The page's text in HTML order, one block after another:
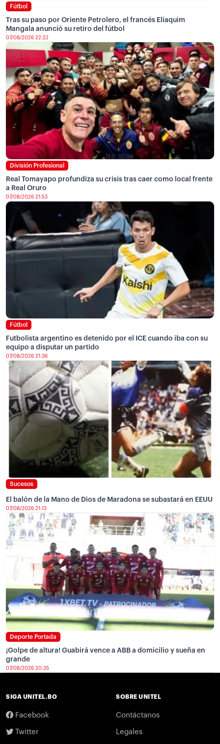
Fútbol
Tras su paso por Oriente Petrolero, el francés Eliaquim
Mangala anunció su retiro del fútbol
07/08/2026 22:22
División Profesional
Real Tomayapo profundiza su crisis tras caer como local frente
a Real Oruro
07/08/2026 21:53
Fútbol
Futbolista argentino es detenido por el ICE cuando iba con su
equipo a disputar un partido
07/08/2026 21:36
Sucesos
El balón de la Mano de Dios de Maradona se subastará en EEUU
07/08/2026 21:13
Deporte Portada
¡Golpe de altura! Guabirá vence a ABB a domicilio y sueña en
grande
07/08/2026 20:35
SIGA UNITEL.BO
Facebook
Twitter
SOBRE UNITEL
Contáctanos
Legales